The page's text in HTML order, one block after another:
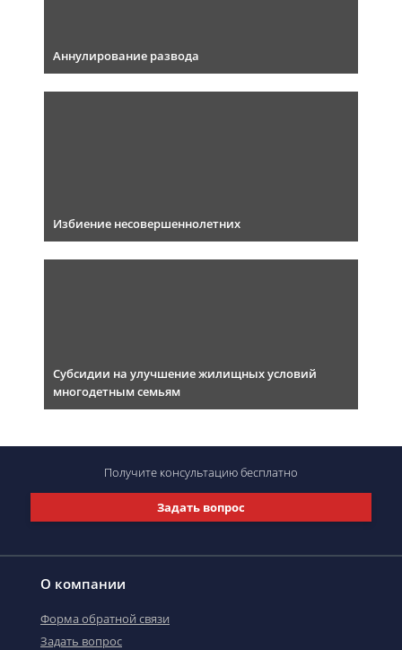
Аннулирование развода
Избиение несовершеннолетних
Субсидии на улучшение жилищных условий
многодетным семьям
О компании
Форма обратной связи
Задать вопрос
Задать вопрос
Получите консультациюбесплатно